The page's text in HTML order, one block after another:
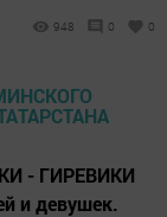
948 0 0
- ГИРЕВИКИ
и девушек.